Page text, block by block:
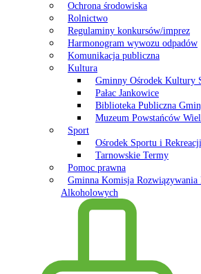
Ochrona środowiska
Rolnictwo
Regulaminy konkursów/imprez
Harmonogram wywozu odpadów
Komunikacja publiczna
Kultura
Gminny Ośrodek Kultury
Pałac Jankowice
Biblioteka Publiczna
Muzeum Powstańców
Sport
Ośrodek Sportu i Rekreacji
Tarnowskie Termy
Pomoc prawna
Gminna Komisja Rozwiązywania
Alkoholowych